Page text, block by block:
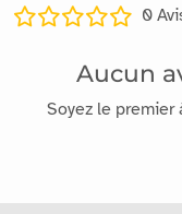
0
Aucun
Soyez le premier